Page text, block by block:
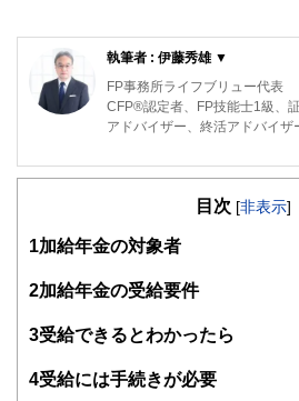
執筆者 : 伊藤秀雄 ▼
FP事務所ライフブリュー代表
CFP®️認定者、FP技能士1級、
アドバイザー、終活アドバイザ
大手電機メーカーで人事労務の
の問題に向き合わなくては解決
FP協会の無料相談室相談員、セ
目次 [非表示]
1 加給年金の対象者
2加給年金の受給要件
3受給できるとわかったら
4受給には手続きが必要